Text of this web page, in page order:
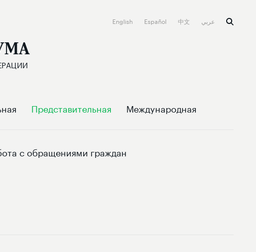
English Español 中文
Представительная Международная
с обращениями граждан